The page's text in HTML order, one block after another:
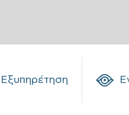
Εξυπηρέτηση